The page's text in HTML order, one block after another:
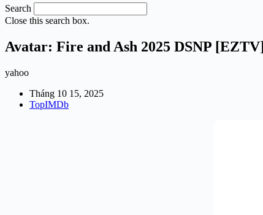
Search
Close this search box.
Avatar: Fire and Ash 2025 DSNP
yahoo
Tháng 10 15, 2025
TopIMDb